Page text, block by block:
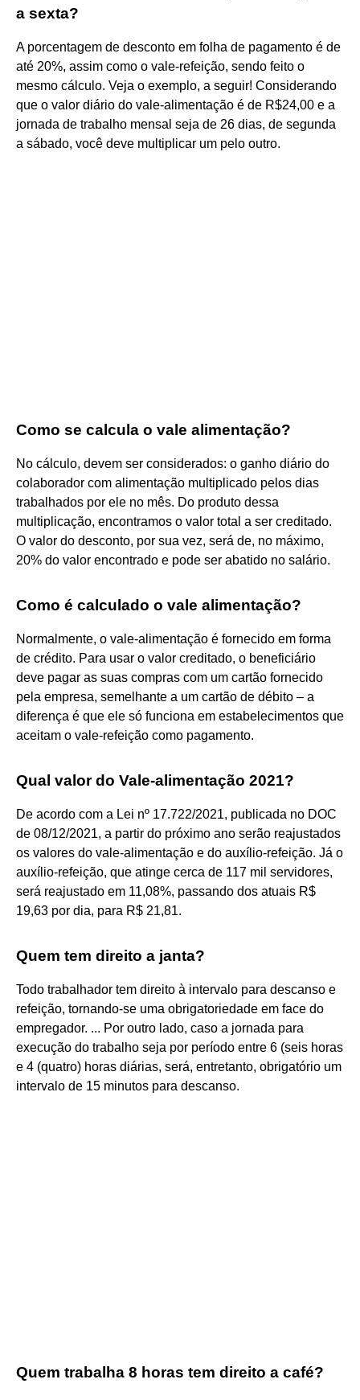
a sexta?
A porcentagem de desconto em folha de pagamento é de
até 20%, assim como o vale-refeição, sendo feito o
mesmo cálculo. Veja o exemplo, a seguir! Considerando
que o valor diário do vale-alimentação é de R$24,00 e a
jornada de trabalho mensal seja de 26 dias, de segunda
a sábado, você deve multiplicar um pelo outro.
Como se calcula o vale alimentação?
No cálculo, devem ser considerados: o ganho diário do
colaborador com alimentação multiplicado pelos dias
trabalhados por ele no mês. Do produto dessa
multiplicação, encontramos o valor total a ser creditado.
O valor do desconto, por sua vez, será de, no máximo,
20% do valor encontrado e pode ser abatido no salário.
Como é calculado o vale alimentação?
Normalmente, o vale-alimentação é fornecido em forma
de crédito. Para usar o valor creditado, o beneficiário
deve pagar as suas compras com um cartão fornecido
pela empresa, semelhante a um cartão de débito – a
diferença é que ele só funciona em estabelecimentos que
aceitam o vale-refeição como pagamento.
Qual valor do Vale-alimentação 2021?
De acordo com a Lei nº 17.722/2021, publicada no DOC
de 08/12/2021, a partir do próximo ano serão reajustados
os valores do vale-alimentação e do auxílio-refeição. Já o
auxílio-refeição, que atinge cerca de 117 mil servidores,
será reajustado em 11,08%, passando dos atuais R$
19,63 por dia, para R$ 21,81.
Quem tem direito a janta?
Todo trabalhador tem direito à intervalo para descanso e
refeição, tornando-se uma obrigatoriedade em face do
empregador. ... Por outro lado, caso a jornada para
execução do trabalho seja por período entre 6 (seis horas
e 4 (quatro) horas diárias, será, entretanto, obrigatório um
intervalo de 15 minutos para descanso.
Quem trabalha 8 horas tem direito a café?